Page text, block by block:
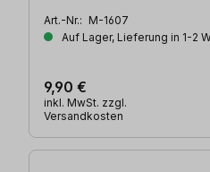
Art.-Nr.: M-1607
Auf Lager, Lieferung in 1-2
9,90 €
inkl. MwSt. zzgl.
Versandkosten